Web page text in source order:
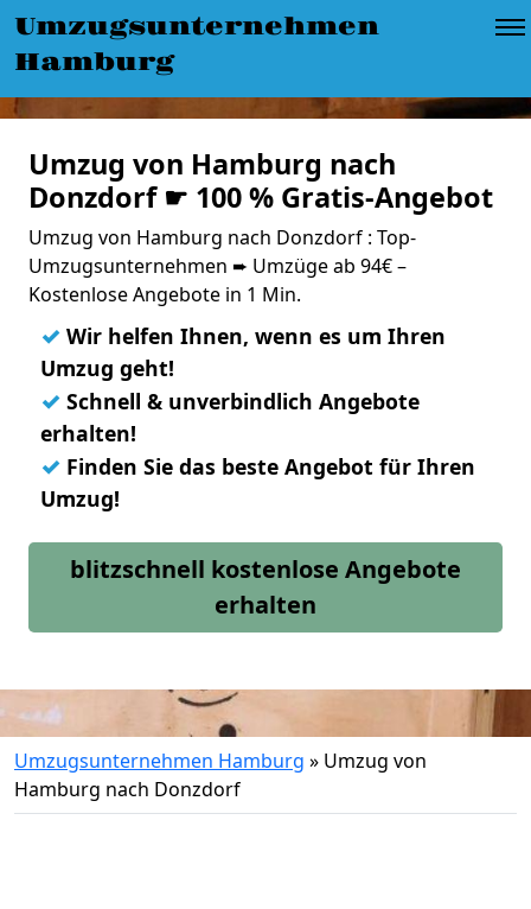
Umzugsunternehmen
Hamburg
Umzug von Hamburg nach
Donzdorf ☛ 100 % Gratis-Angebot
Umzug von Hamburg nach Donzdorf : Top-
Umzugsunternehmen ➨ Umzüge ab 94€ –
Kostenlose Angebote in 1 Min.
✓ Wir helfen Ihnen, wenn es um Ihren
Umzug geht!
✓ Schnell & unverbindlich Angebote
erhalten!
✓ Finden Sie das beste Angebot für Ihren
Umzug!
blitzschnell kostenlose Angebote
erhalten
Umzugsunternehmen Hamburg » Umzug von
Hamburg nach Donzdorf